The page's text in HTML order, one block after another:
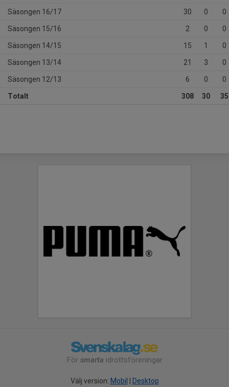
Säsongen 16/17 30 0 0
Säsongen 15/16 2 0 0
Säsongen 14/15 15 1 0
Säsongen 13/14 21 3 0
Säsongen 12/13 6 0 0
Totalt 308 30 35
För smarta idrottsföreningar
Välj version: Mobil Desktop